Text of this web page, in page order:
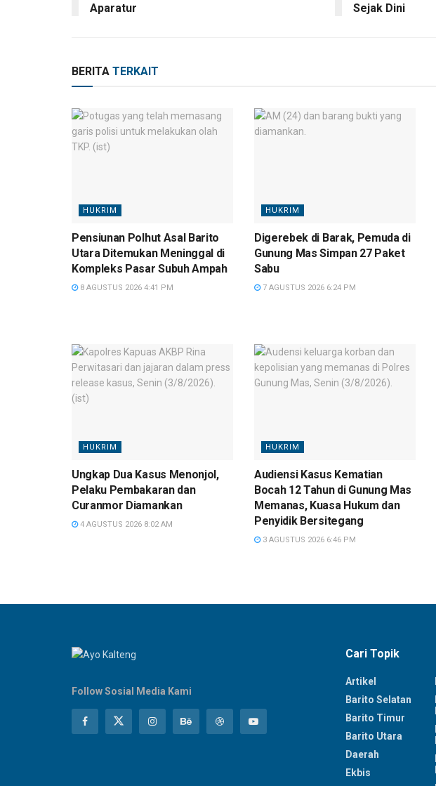
Aparatur
Sejak Dini
BERITA TERKAIT
HUKRIM
Pensiunan Polhut Asal Barito
Utara Ditemukan Meninggal di
Kompleks Pasar Subuh Ampah
8 AGUSTUS 2026 4:41 PM
HUKRIM
Digerebek di Barak, Pemuda di
Gunung Mas Simpan 27 Paket
Sabu
7 AGUSTUS 2026 6:24 PM
HUKRIM
Ungkap Dua Kasus Menonjol,
Pelaku Pembakaran dan
Curanmor Diamankan
4 AGUSTUS 2026 8:02 AM
HUKRIM
Audiensi Kasus Kematian
Bocah 12 Tahun di Gunung Mas
Memanas, Kuasa Hukum dan
Penyidik Bersitegang
3 AGUSTUS 2026 6:46 PM
Follow Sosial Media Kami
Cari Topik
Artikel
Barito Selatan
Barito Timur
Barito Utara
Daerah
Ekbis